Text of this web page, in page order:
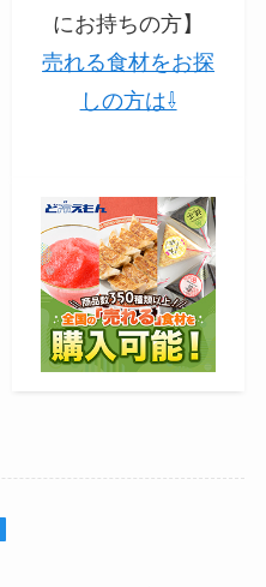
にお持ちの方】
売れる食材をお探
しの方は⇩